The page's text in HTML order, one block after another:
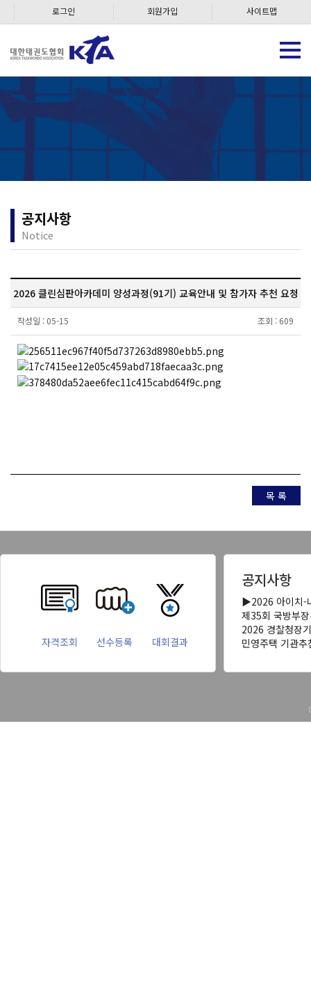
로그인 회원가입 사이트맵
공지사항
Notice
2026 클린심판아카데미 양성과정(91기) 교육안내 및 참가자 추천 요청
작성일 : 05-15 조회 : 609
목 록
자격조회 선수등록 대회결과
공지사항
▶2026 아이치-
제35회 국방부
2026 경찰청장
민영주택 기관